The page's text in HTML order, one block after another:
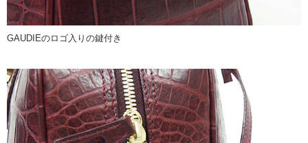
GAUDIEのロゴ入りの鍵付き